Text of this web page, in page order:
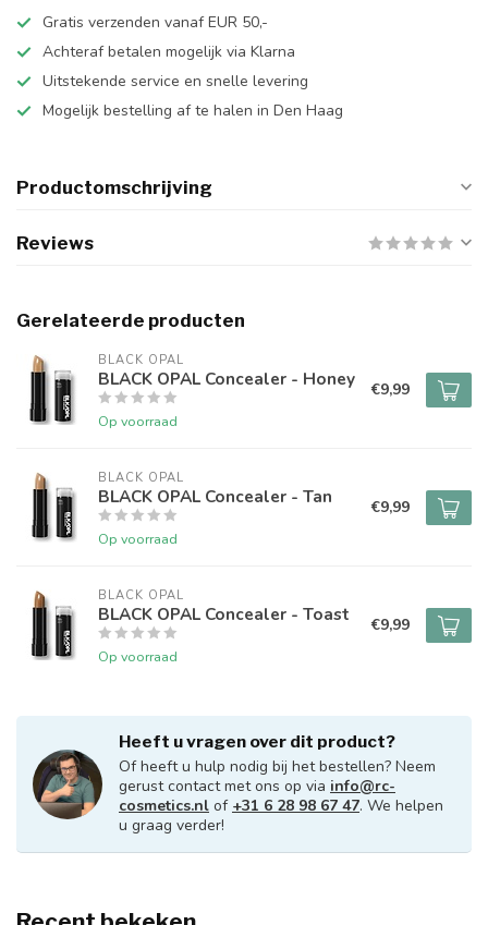
Gratis verzenden vanaf EUR 50,-
Achteraf betalen mogelijk via Klarna
Uitstekende service en snelle levering
Mogelijk bestelling af te halen in Den Haag
Productomschrijving
Reviews
Gerelateerde producten
BLACK OPAL
BLACK OPAL Concealer - Honey
Op voorraad
€9,99
BLACK OPAL
BLACK OPAL Concealer - Tan
Op voorraad
€9,99
BLACK OPAL
BLACK OPAL Concealer - Toast
Op voorraad
€9,99
Heeft u vragen over dit product?
Of heeft u hulp nodig bij het bestellen? Neem
gerust contact met ons op via info@rc-
cosmetics.nl of +31 6 28 98 67 47. We helpen
u graag verder!